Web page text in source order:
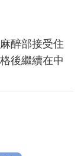
醉部接受住
後繼續在中